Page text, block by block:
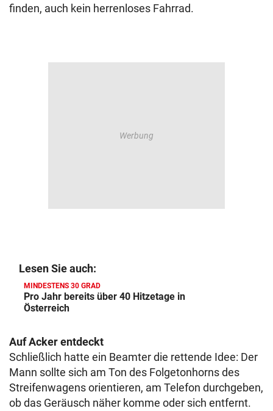
finden, auch kein herrenloses Fahrrad.
Lesen Sie auch:
MINDESTENS 30 GRAD
Pro Jahr bereits über 40 Hitzetage in
Österreich
Auf Acker entdeckt
Schließlich hatte ein Beamter die rettende Idee: Der
Mann sollte sich am Ton des Folgetonhorns des
Streifenwagens orientieren, am Telefon durchgeben,
ob das Geräusch näher komme oder sich entfernt.